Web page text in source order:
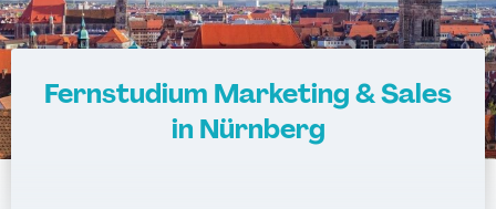
Fernstudium Marketing & Sales
in Nürnberg